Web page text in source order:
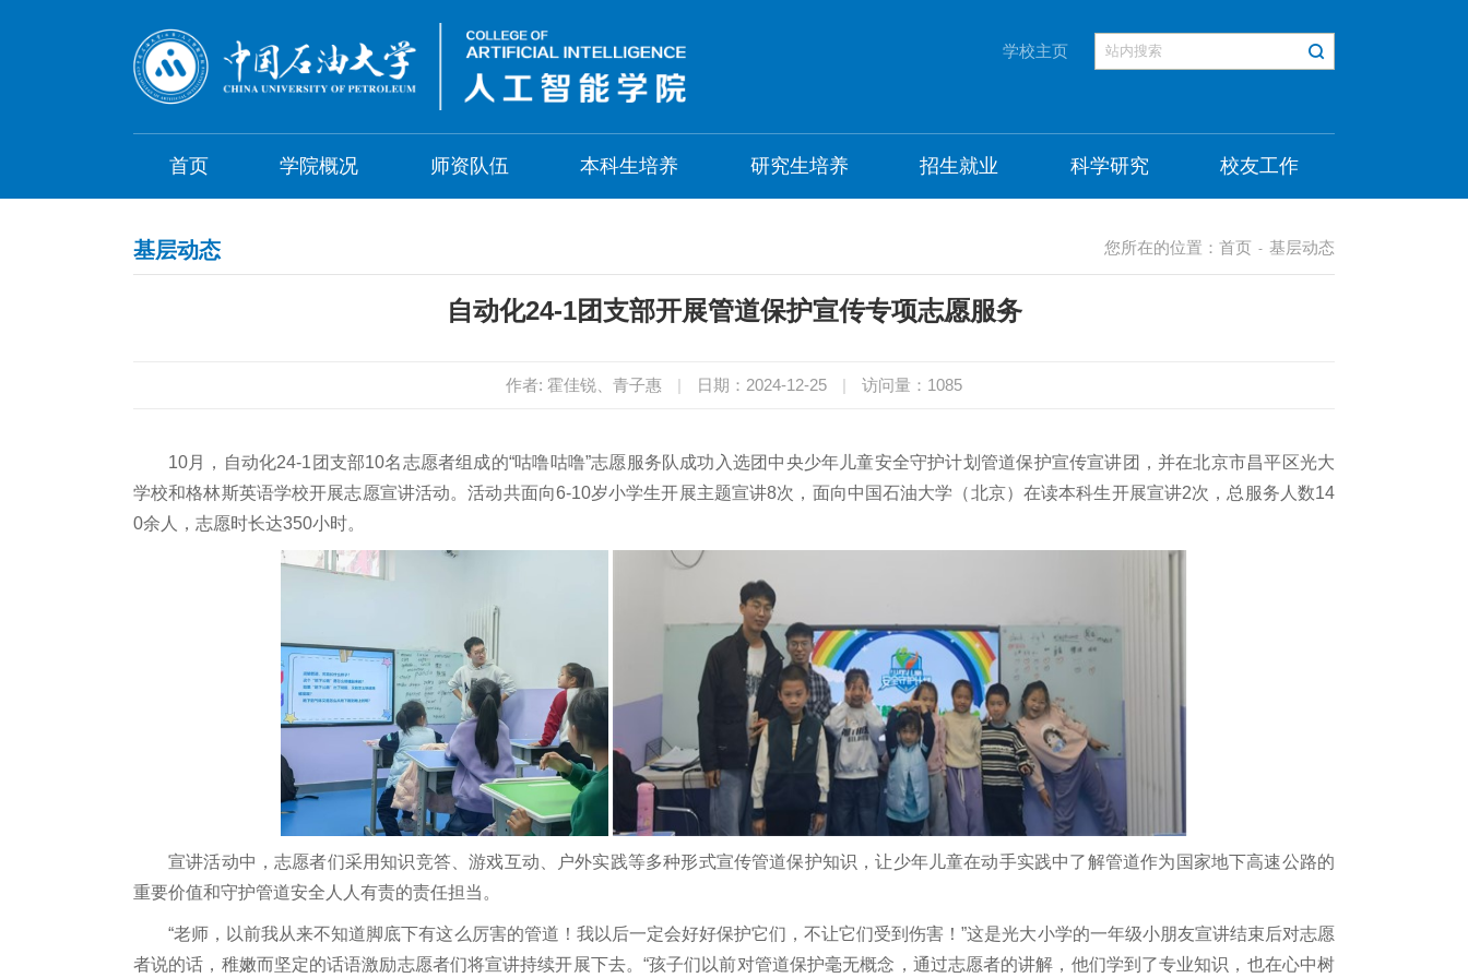
学校主页
首页 学院概况 师资队伍 本科生培养 研究生培养 招生就业 科学研究 校友工作
您所在的位置： 首页 - 基层动态
基层动态
自动化24-1团支部开展管道保护宣传专项志愿服务
作者: 霍佳锐、青子惠 | 日期：2024-12-25 | 访问量： 1085
10月，自动化24-1团支部10名志愿者组成的“咕噜咕噜”志愿服务队成功入选团中央少年儿童安全守护计划管道保护宣传宣讲团，并在北京市昌平区光大
学校和格林斯英语学校开展志愿宣讲活动。活动共面向6-10岁小学生开展主题宣讲8次，面向中国石油大学（北京）在读本科生开展宣讲2次，总服务人数14
0余人，志愿时长达350小时。
宣讲活动中，志愿者们采用知识竞答、游戏互动、户外实践等多种形式宣传管道保护知识，让少年儿童在动手实践中了解管道作为国家地下高速公路的
重要价值和守护管道安全人人有责的责任担当。
“老师，以前我从来不知道脚底下有这么厉害的管道！我以后一定会好好保护它们，不让它们受到伤害！”这是光大小学的一年级小朋友宣讲结束后对志愿
者说的话，稚嫩而坚定的话语激励志愿者们将宣讲持续开展下去。“孩子们以前对管道保护毫无概念，通过志愿者的讲解，他们学到了专业知识，也在心中树